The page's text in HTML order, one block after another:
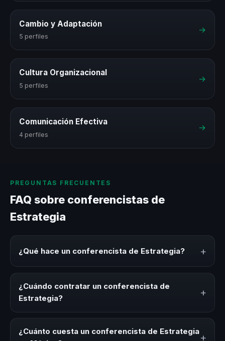
Cambio y Adaptación
5 perfiles
→
Cultura Organizacional
5 perfiles
→
Comunicación Efectiva
4 perfiles
→
PREGUNTAS FRECUENTES
FAQ sobre conferencistas de
Estrategia
¿Qué hace un conferencista de Estrategia? +
comparte conocimiento, estrategias y experiencias sobre
este tema en eventos corporativos, convenciones y
seminarios. Su objetivo es generar reflexión, inspiración y
herramientas aplicables para la audiencia.
¿Cuándo contratar un conferencista de
Estrategia?
+
kick-offs, convenciones anuales, programas de
desarrollo, eventos de integración o cuando tu
¿Cuánto cuesta un conferencista de Estrategia
+